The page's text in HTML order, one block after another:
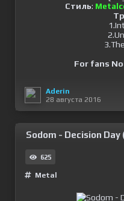
Стиль:
For fans
Aderin
28 августа 2016
Sodom - Decision Day
625
Metal